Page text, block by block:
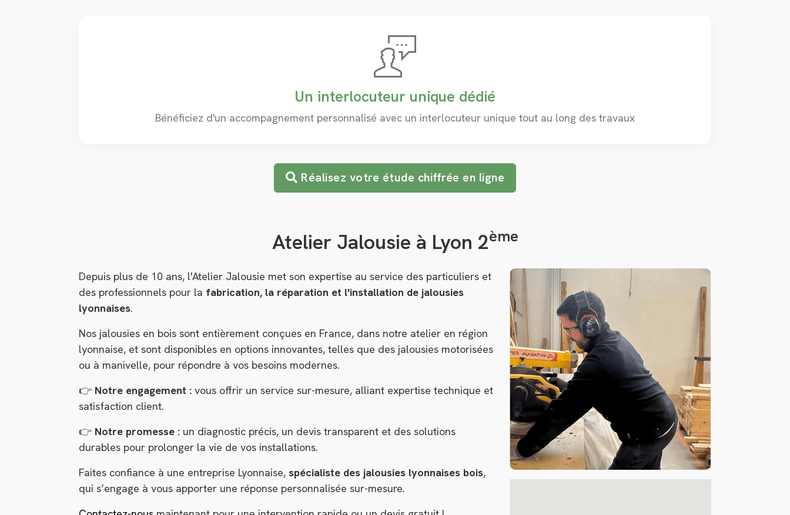
Un interlocuteur unique dédié
Bénéficiez d'un accompagnement personnalisé avec un interlocuteur unique tout au long des travaux
Réalisez votre étude chiffrée en ligne
Atelier Jalousie à Lyon 2ème
Depuis plus de 10 ans, l'Atelier Jalousie met son expertise au service des particuliers et
des professionnels pour la fabrication, la réparation et l'installation de jalousies
lyonnaises.
Nos jalousies en bois sont entièrement conçues en France, dans notre atelier en région
lyonnaise, et sont disponibles en options innovantes, telles que des jalousies motorisées
ou à manivelle, pour répondre à vos besoins modernes.
👉 Notre engagement : vous offrir un service sur-mesure, alliant expertise technique et
satisfaction client.
👉 Notre promesse : un diagnostic précis, un devis transparent et des solutions
durables pour prolonger la vie de vos installations.
Faites confiance à une entreprise Lyonnaise, spécialiste des jalousies lyonnaises bois,
qui s’engage à vous apporter une réponse personnalisée sur-mesure.